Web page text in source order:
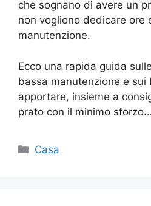
che sognano di avere un
non vogliono dedicare ore
manutenzione.
Ecco una rapida guida
bassa manutenzione e
apportare, insieme a
prato con il minimo
Categorie
Casa